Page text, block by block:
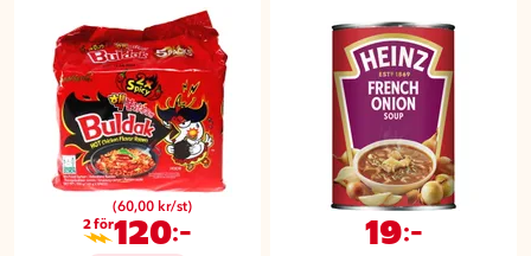
(60,00 kr/st)
2 för120:- 19:-